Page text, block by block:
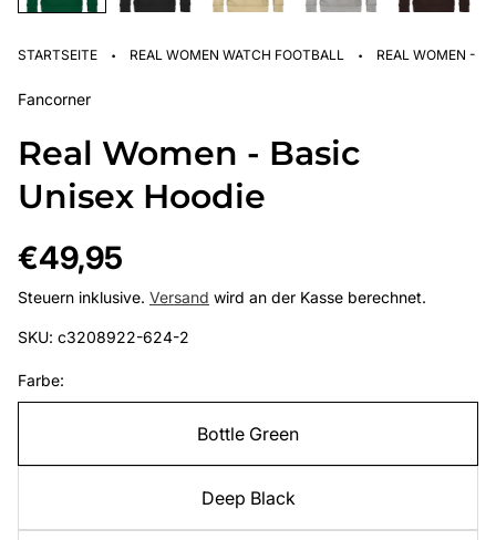
STARTSEITE · REAL WOMEN WATCH FOOTBALL · REAL WOMEN -
Fancorner
Real Women - Basic
Unisex Hoodie
Regulärer
Preis
€49,95
Steuern inklusive. Versand wird an der Kasse berechnet.
SKU: c3208922-624-2
Farbe:
Bottle Green
Deep Black